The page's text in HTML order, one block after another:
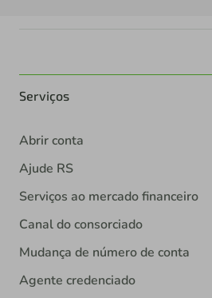
Serviços
Abrir conta
Ajude RS
Serviços ao mercado financeiro
Canal do consorciado
Mudança de número de conta
Agente credenciado